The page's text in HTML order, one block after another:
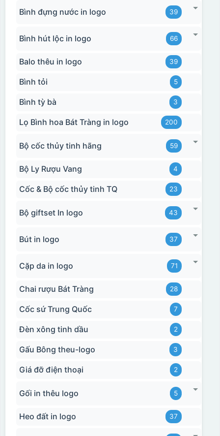
Hộp xi biểu trưng
Bình đựng nước in logo 39
Bình hút lộc in logo 66
Balo thêu in logo 39
Bình tỏi 5
Bình tỳ bà 3
Lọ Bình hoa Bát Tràng in logo 200
Bộ cốc thủy tinh hãng 59
Bộ Ly Rượu Vang 4
Cốc & Bộ cốc thủy tinh TQ 23
Bộ giftset In logo 43
Bút in logo 37
Cặp da in logo 71
Chai rượu Bát Tràng 28
Cốc sứ Trung Quốc 7
Đèn xông tinh dầu 2
Gấu Bông theu-logo 3
Giá đỡ điện thoại 2
Gối in thêu logo 5
Heo đất in logo 37